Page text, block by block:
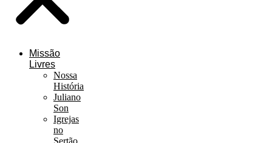
Missão
Livres
Nossa
História
Juliano
Son
Igrejas
no
Sertão